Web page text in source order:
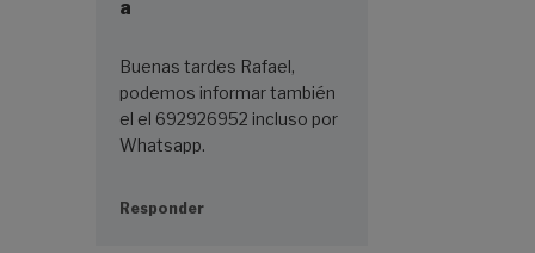
a
Buenas tardes Rafael,
podemos informar también
el el 692926952 incluso por
Whatsapp.
Responder